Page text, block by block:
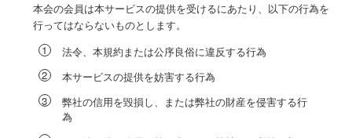
本会の会員は本サービスの提供を受けるにあたり、以下の行為を
行ってはならないものとします。
法令、本規約または公序良俗に違反する行為
本サービスの提供を妨害する行為
弊社の信用を毀損し、または弊社の財産を侵害する行
為